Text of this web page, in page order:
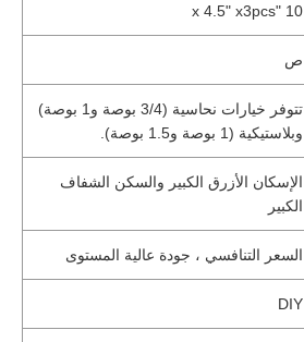
10 "x 4.5" x3pcs
ص
تتوفر خيارات نحاسية (3/4 بوصة و1 بوصة)
وبلاستيكية (1 بوصة و1.5 بوصة).
الإسكان الأزرق الكبير والسكن الشفاف
الكبير
السعر التنافسي ، جودة عالية المستوى
DIY